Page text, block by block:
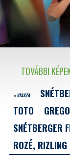
TOVÁBBI
« VISSZA
TOTO
SNÉTBERGER
ROZÉ,